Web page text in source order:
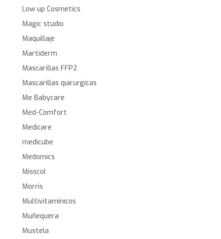
Low up Cosmetics
Magic studio
Maquillaje
Martiderm
Mascarillas FFP2
Mascarillas quirurgícas
Me Babycare
Med-Comfort
Medicare
medicube
Medomics
Misscol
Morris
Multivitamínicos
Muñequera
Mustela